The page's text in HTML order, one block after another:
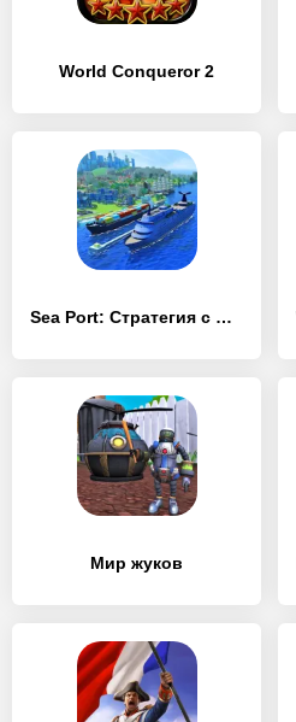
World Conqueror 2
Sea Port: Стратегия с флотом
Мир жуков